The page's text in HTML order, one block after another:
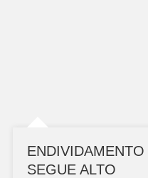
SEGUE ALTO